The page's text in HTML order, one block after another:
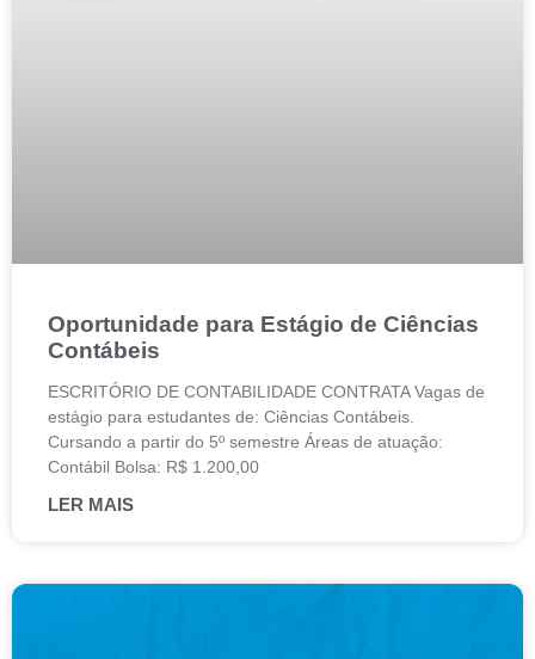
Oportunidade para Estágio de Ciências
Contábeis
ESCRITÓRIO DE CONTABILIDADE CONTRATA Vagas de
estágio para estudantes de: Ciências Contábeis.
Cursando a partir do 5º semestre Áreas de atuação:
Contábil Bolsa: R$ 1.200,00
LER MAIS